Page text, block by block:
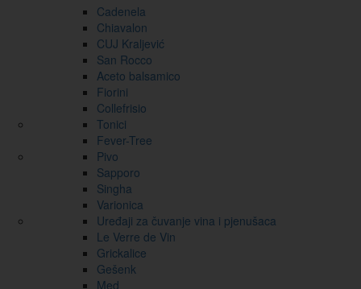
Cadenela
Chiavalon
CUJ Kraljević
San Rocco
Aceto balsamico
Fiorini
Collefrisio
Tonici
Fever-Tree
Pivo
Sapporo
Singha
Varionica
Uređaji za čuvanje vina i pjenušaca
Le Verre de Vin
Grickalice
Gešenk
Med